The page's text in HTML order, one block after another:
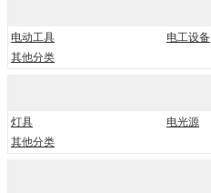
电动工具 电工设备
其他分类
灯具 电光源
其他分类